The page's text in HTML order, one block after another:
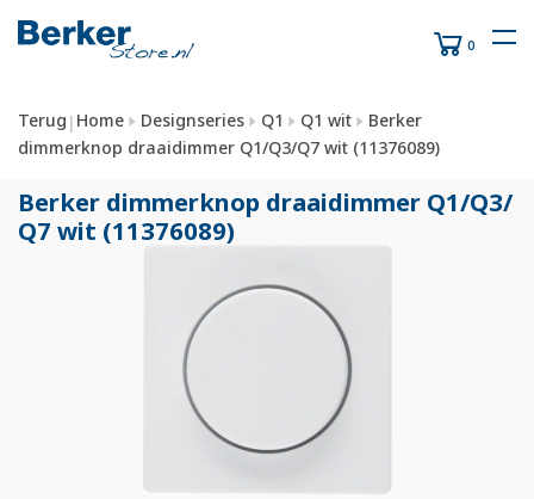
0
Terug | Home Designseries Q1 Q1 wit
Berker
dimmerknop draaidimmer Q1/Q3/Q7 wit (11376089)
Berker dimmerknop draaidimmer Q1/Q3/
Q7 wit (11376089)